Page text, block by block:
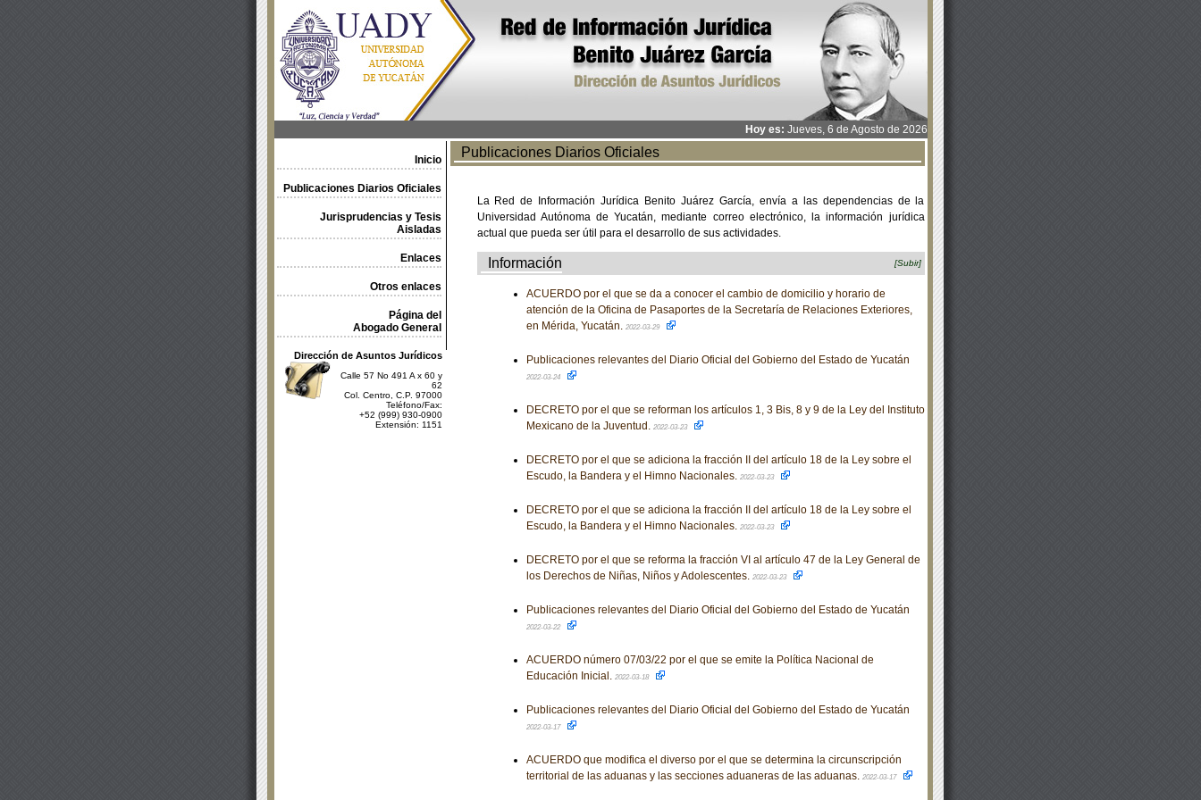
Hoy es: Jueves, 6 de Agosto de 2026
Inicio
Publicaciones Diarios Oficiales
Jurisprudencias y Tesis
Aisladas
Enlaces
Otros enlaces
Página del
Abogado General
Dirección de Asuntos Jurídicos
Calle 57 No 491 A x 60 y
62
Col. Centro, C.P. 97000
Teléfono/Fax:
+52 (999) 930-0900
Extensión: 1151
Publicaciones Diarios Oficiales
La Red de Información Jurídica Benito Juárez García, envía a las dependencias de la
Universidad Autónoma de Yucatán, mediante correo electrónico, la información jurídica
actual que pueda ser útil para el desarrollo de sus actividades.
Información [Subir]
ACUERDO por el que se da a conocer el cambio de domicilio y horario de
atención de la Oficina de Pasaportes de la Secretaría de Relaciones Exteriores,
en Mérida, Yucatán. 2022-03-29
Publicaciones relevantes del Diario Oficial del Gobierno del Estado de Yucatán
2022-03-24
DECRETO por el que se reforman los artículos 1, 3 Bis, 8 y 9 de la Ley del Instituto
Mexicano de la Juventud. 2022-03-23
DECRETO por el que se adiciona la fracción II del artículo 18 de la Ley sobre el
Escudo, la Bandera y el Himno Nacionales. 2022-03-23
DECRETO por el que se adiciona la fracción II del artículo 18 de la Ley sobre el
Escudo, la Bandera y el Himno Nacionales. 2022-03-23
DECRETO por el que se reforma la fracción VI al artículo 47 de la Ley General de
los Derechos de Niñas, Niños y Adolescentes. 2022-03-23
Publicaciones relevantes del Diario Oficial del Gobierno del Estado de Yucatán
2022-03-22
ACUERDO número 07/03/22 por el que se emite la Política Nacional de
Educación Inicial. 2022-03-18
Publicaciones relevantes del Diario Oficial del Gobierno del Estado de Yucatán
2022-03-17
ACUERDO que modifica el diverso por el que se determina la circunscripción
territorial de las aduanas y las secciones aduaneras de las aduanas. 2022-03-17